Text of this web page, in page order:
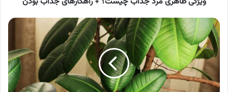
4
روش
تکثیر
فیکوس
الاستیکا
منزل